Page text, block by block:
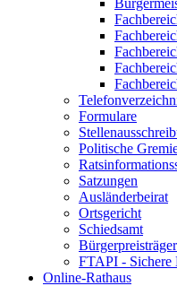
Formulare
Politische
Satzungen
Ausländerbeirat
Ortsgericht
Schiedsamt
Bürgerpreisträger
FTAPI - Sichere
Online-Rathaus